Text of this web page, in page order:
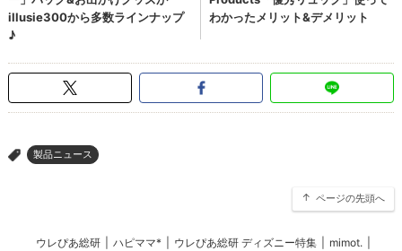
> 製品ニュース
ページの先頭へ
ウレぴあ総研 ハピママ* ウレぴあ総研 ディズニー特集 mimot.